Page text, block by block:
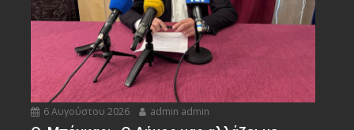
6 Αυγούστου 2026 admin admin